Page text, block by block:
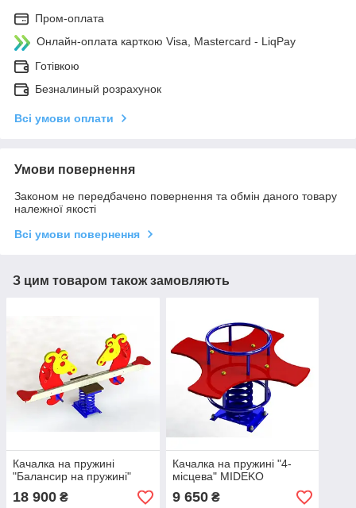
Пром-оплата
Онлайн-оплата карткою Visa, Mastercard - LiqPay
Готівкою
Безналиный розрахунок
Всі умови оплати
Умови повернення
Законом не передбачено повернення та обмін даного товару
належної якості
Всі умови повернення
З цим товаром також замовляють
Качалка на пружині
"Балансир на пружині"
18 900 ₴
Качалка на пружині "4-
місцева" MIDEKO
9 650₴